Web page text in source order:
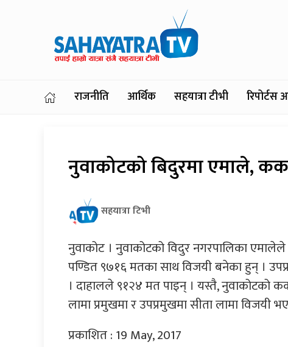
राजनीति आर्थिक सहयात्रा टीभी रिपोर्टस
नुवाकोटको बिदुरमा एमाले,
सहयात्रा टिभी
नुवाकोट । नुवाकोटको विदुर नगरपालिका
पण्डित ९७१६ मतका साथ विजयी बनेका हुन् ।
। दाहालले ९१२४ मत पाइन् । यस्तै, नुवाकोटको
लामा प्रमुखमा र उपप्रमुखमा सीता लामा विजयी
प्रकाशित : 19 May, 2017